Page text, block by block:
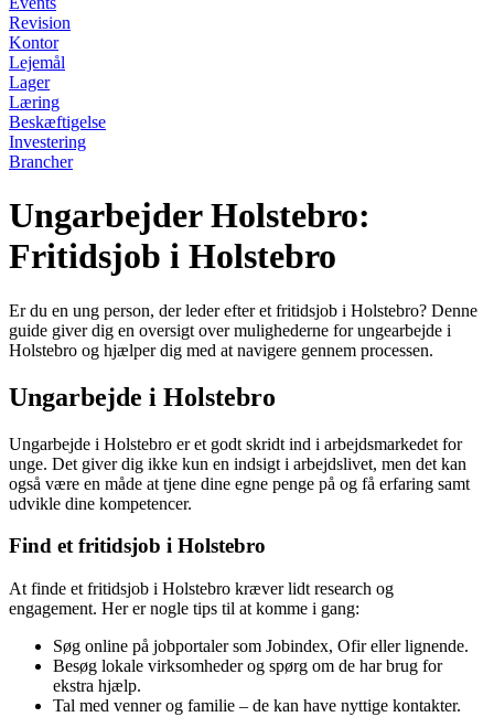
Revision
Kontor
Lejemål
Lager
Læring
Beskæftigelse
Investering
Brancher
Ungarbejder Holstebro:
Fritidsjob i Holstebro
Er du en ung person, der leder efter et fritidsjob i Holstebro? Denne
guide giver dig en oversigt over mulighederne for ungearbejde i
Holstebro og hjælper dig med at navigere gennem processen.
Ungarbejde i Holstebro
Ungarbejde i Holstebro er et godt skridt ind i arbejdsmarkedet for
unge. Det giver dig ikke kun en indsigt i arbejdslivet, men det kan
også være en måde at tjene dine egne penge på og få erfaring samt
udvikle dine kompetencer.
Find et fritidsjob i Holstebro
At finde et fritidsjob i Holstebro kræver lidt research og
engagement. Her er nogle tips til at komme i gang:
Søg online på jobportaler som Jobindex, Ofir eller lignende.
Besøg lokale virksomheder og spørg om de har brug for
ekstra hjælp.
Tal med venner og familie – de kan have nyttige kontakter.